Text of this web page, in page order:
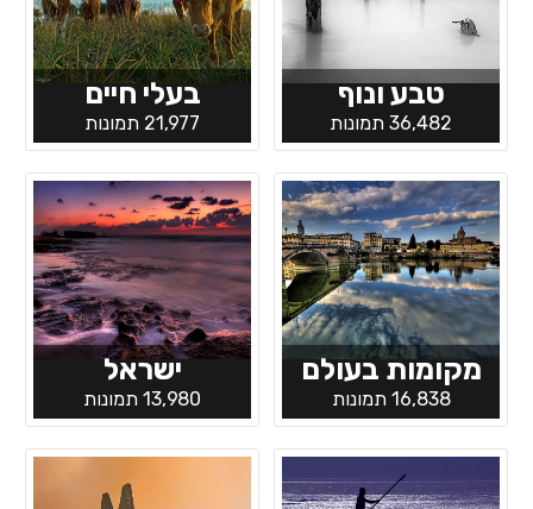
טבע ונוף
36,482 תמונות
בעלי חיים
21,977 תמונות
מקומות בעולם
16,838 תמונות
ישראל
13,980 תמונות